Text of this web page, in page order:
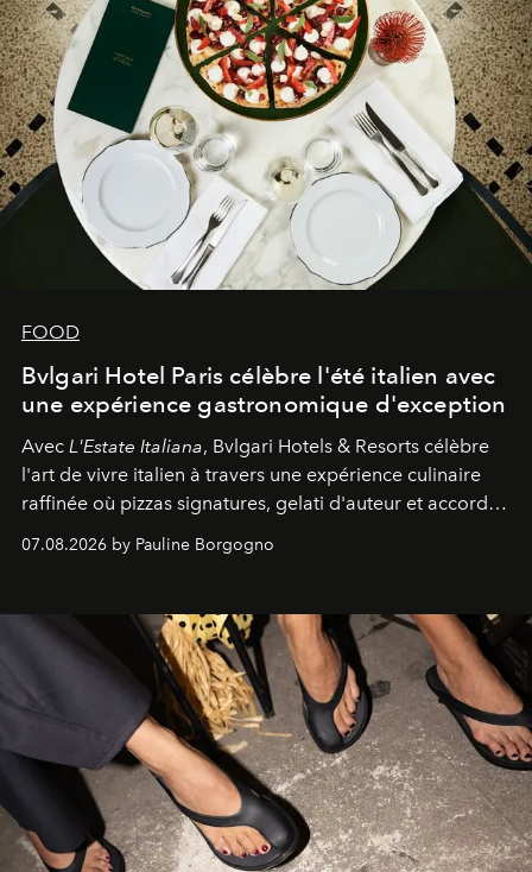
FOOD
Bvlgari Hotel Paris célèbre l'été italien avec
une expérience gastronomique d'exception
Avec L'Estate Italiana, Bvlgari Hotels & Resorts célèbre
l'art de vivre italien à travers une expérience culinaire
raffinée où pizzas signatures, gelati d'auteur et accords
d'exception composent un véritable voyage sensoriel.
07.08.2026 by Pauline Borgogno